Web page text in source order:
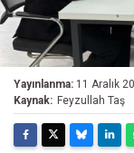
Yayınlanma: 11 Aralık
Kaynak: Feyzullah Taş